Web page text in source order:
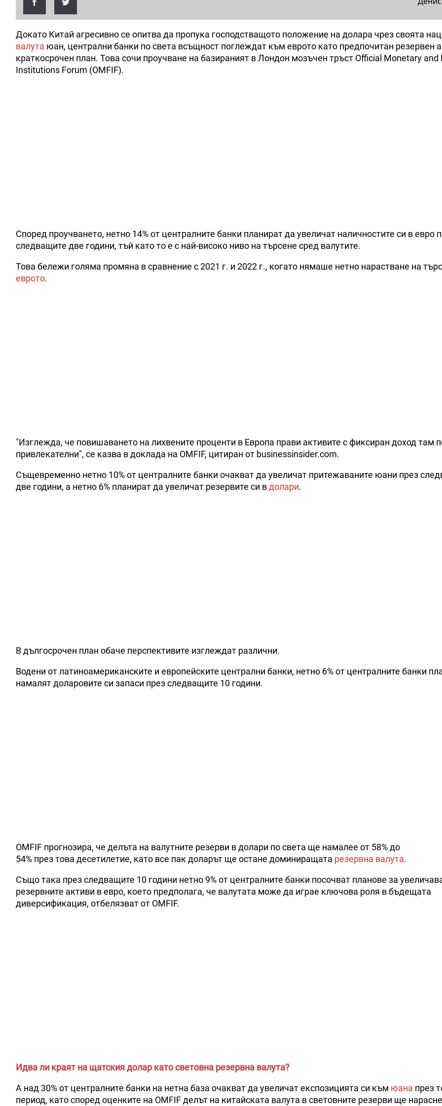
Докато Китай агресивно се опитва да пропука господстващото положение на долара чрез своята
валута юан, централни банки по света всъщност поглеждат към еврото като предпочитан резервен
краткосрочен план. Това сочи проучване на базираният в Лондон мозъчен тръст Official Monetary and
Institutions Forum (OMFIF).
Според проучването, нетно 14% от централните банки планират да увеличат наличностите си в евро
следващите две години, тъй като то е с най-високо ниво на търсене сред валутите.
Това бележи голяма промяна в сравнение с 2021 г. и 2022 г., когато нямаше нетно нарастване на
еврото.
"Изглежда, че повишаването на лихвените проценти в Европа прави активите с фиксиран доход там
привлекателни", се казва в доклада на OMFIF, цитиран от businessinsider.com.
Същевременно нетнo 10% от централните банки очакват да увеличат притежаваните юани през
две години, а нетно 6% планират да увеличат резервите си вдолари.
В дългосрочен план обаче перспективите изглеждат различни.
Водени от латиноамериканските и европейските централни банки, нетно 6% от централните банки
намалят доларовите си запаси през следващите 10 години.
OMFIF прогнозира, че делъта на валутните резерви в долари по света ще намалее от 58% до
54% през това десетилетие, като все пак доларът ще остане доминиращата резервна валута.
Също така през следващите 10 години нетно 9% от централните банки посочват планове за
резервните активи в евро, което предполага, че валутата може да играе ключова роля в бъдещата
диверсификация, отбелязват от OMFIF.
Идва ли краят на щатския долар като световна резервна валута?
А над 30% от централните банки на нетна база очакват да увеличат експозицията си към юана през
период, като според оценките на OMFIF делът на китайската валута в световните резерви ще